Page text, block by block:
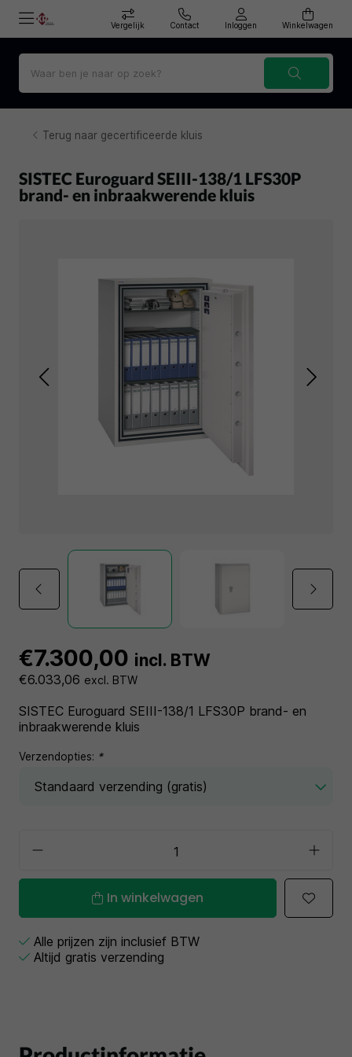
Vergelijk Contact Inloggen Winkelwagen
Terug naar gecertificeerde kluis
SISTEC Euroguard SEIII-138/1 LFS30P
brand- en inbraakwerende kluis
€7.300,00 incl. BTW
€6.033,06 excl. BTW
SISTEC Euroguard SEIII-138/1 LFS30P brand- en
inbraakwerende kluis
Verzendopties: *
In winkelwagen
Alle prijzen zijn inclusief BTW
Altijd gratis verzending